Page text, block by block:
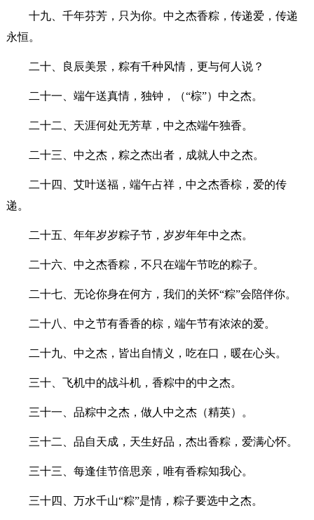
十九、千年芬芳，只为你。中之杰香粽，传递爱，传递
永恒。
二十、良辰美景，粽有千种风情，更与何人说？
二十一、端午送真情，独钟，（“棕”）中之杰。
二十二、天涯何处无芳草，中之杰端午独香。
二十三、中之杰，粽之杰出者，成就人中之杰。
二十四、艾叶送福，端午占祥，中之杰香棕，爱的传
递。
二十五、年年岁岁粽子节，岁岁年年中之杰。
二十六、中之杰香粽，不只在端午节吃的粽子。
二十七、无论你身在何方，我们的关怀“粽”会陪伴你。
二十八、中之节有香香的棕，端午节有浓浓的爱。
二十九、中之杰，皆出自情义，吃在口，暖在心头。
三十、飞机中的战斗机，香粽中的中之杰。
三十一、品粽中之杰，做人中之杰（精英）。
三十二、品自天成，天生好品，杰出香粽，爱满心怀。
三十三、每逢佳节倍思亲，唯有香粽知我心。
三十四、万水千山“粽”是情，粽子要选中之杰。